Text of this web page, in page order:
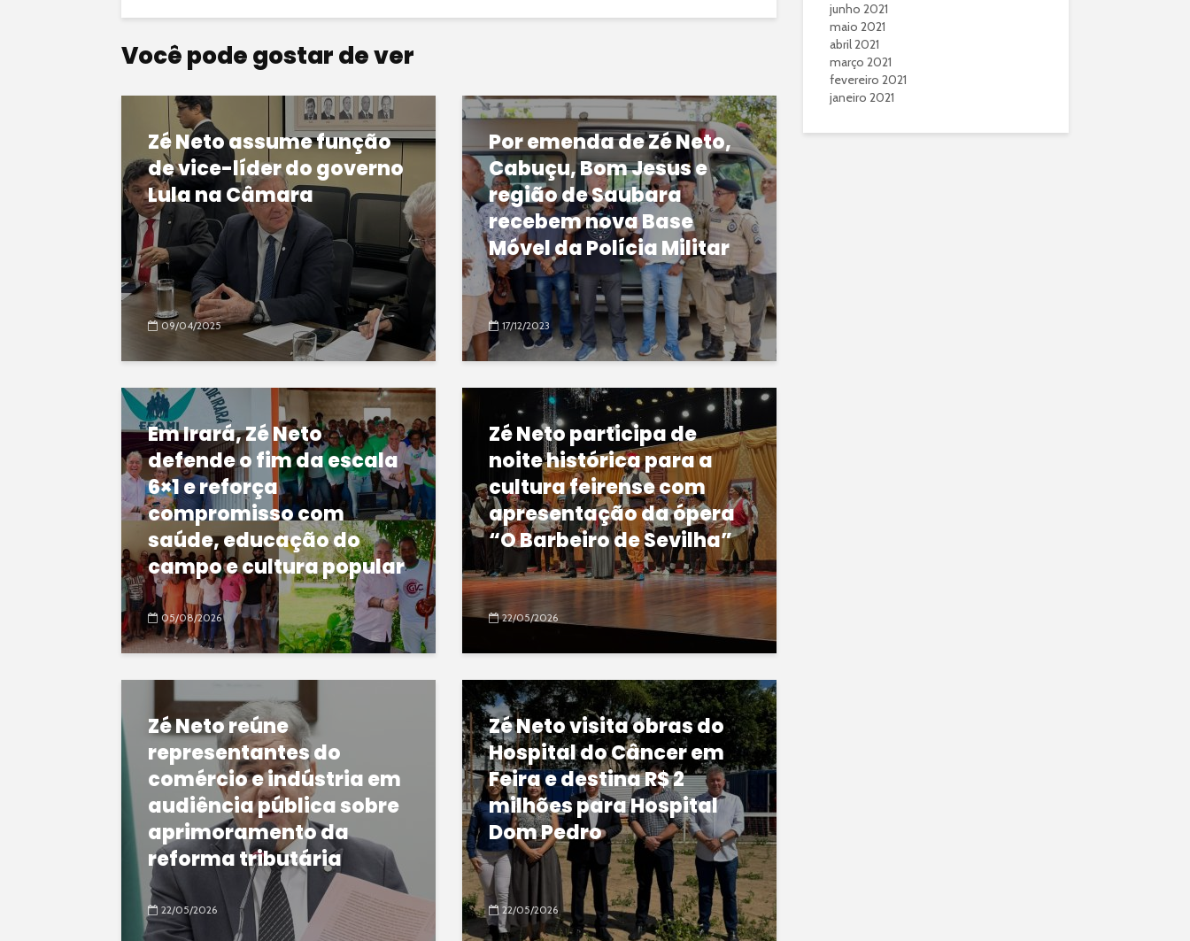
Você pode gostar de ver
Zé Neto assume função
de vice-líder do governo
Lula na Câmara
09/04/2025
Por emenda de Zé Neto,
Cabuçu, Bom Jesus e
região de Saubara
recebem nova Base
Móvel da Polícia Militar
17/12/2023
Em Irará, Zé Neto
defende o fim da escala
6×1 e reforça
compromisso com
saúde, educação do
campo e cultura popular
05/08/2026
Zé Neto participa de
noite histórica para a
cultura feirense com
apresentação da ópera
“O Barbeiro de Sevilha”
22/05/2026
Zé Neto reúne
representantes do
comércio e indústria em
audiência pública sobre
aprimoramento da
reforma tributária
22/05/2026
Zé Neto visita obras do
Hospital do Câncer em
Feira e destina R$ 2
milhões para Hospital
Dom Pedro
22/05/2026
junho 2021
maio 2021
abril 2021
março 2021
fevereiro 2021
janeiro 2021